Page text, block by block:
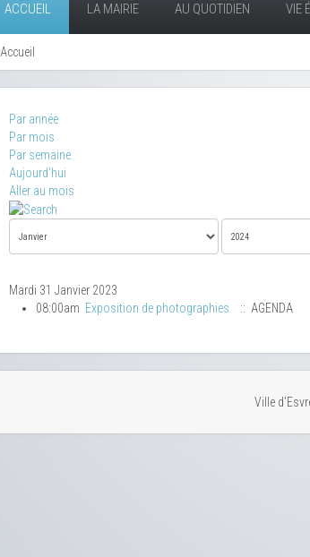
ACCUEIL LA MAIRIE AU QUOTIDIEN VIE
Accueil
Par année
Par mois
Par semaine
Aujourd'hui
Aller au mois
Mardi 31 Janvier 2023
08:00am Exposition de photographies :: AGENDA
Ville